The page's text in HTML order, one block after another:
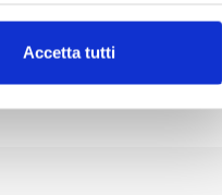
(impronte
Accetta tutti